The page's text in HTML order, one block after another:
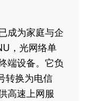
成为家庭与企
，光网络单
端设备。它负
转换为电信
高速上网服